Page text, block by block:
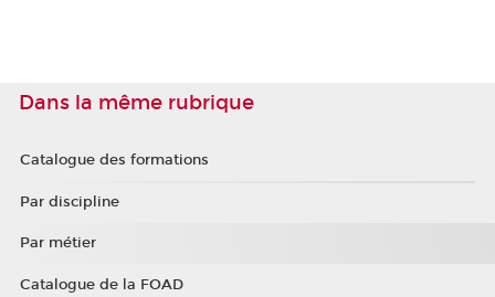
Dans la même rubrique
Catalogue des formations
Par discipline
Par métier
Catalogue de la FOAD